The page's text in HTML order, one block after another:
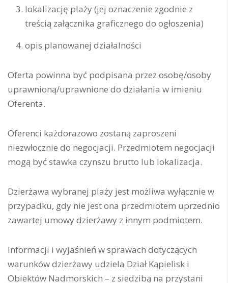
lokalizację plaży (jej oznaczenie zgodnie z
treścią załącznika graficznego do ogłoszenia)
opis planowanej działalności
Oferta powinna być podpisana przez osobę/osoby
uprawnioną/uprawnione do działania w imieniu
Oferenta.
Oferenci każdorazowo zostaną zaproszeni
niezwłocznie do negocjacji. Przedmiotem negocjacji
mogą być stawka czynszu brutto lub lokalizacja.
Dzierżawa wybranej plaży jest możliwa wyłącznie w
przypadku, gdy nie jest ona przedmiotem uprzednio
zawartej umowy dzierżawy z innym podmiotem.
Informacji i wyjaśnień w sprawach dotyczących
warunków dzierżawy udziela Dział Kąpielisk i
Obiektów Nadmorskich – z siedzibą na przystani